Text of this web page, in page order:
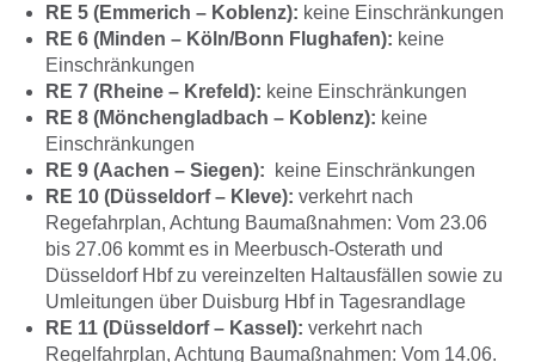
RE 5 (Emmerich – Koblenz): keine Einschränkungen
RE 6 (Minden – Köln/Bonn Flughafen): keine
Einschränkungen
RE 7 (Rheine – Krefeld): keine Einschränkungen
RE 8 (Mönchengladbach – Koblenz): keine
Einschränkungen
RE 9 (Aachen – Siegen): keine Einschränkungen
RE 10 (Düsseldorf – Kleve): verkehrt nach
Regefahrplan, Achtung Baumaßnahmen: Vom 23.06
bis 27.06 kommt es in Meerbusch-Osterath und
Düsseldorf Hbf zu vereinzelten Haltausfällen sowie zu
Umleitungen über Duisburg Hbf in Tagesrandlage
RE 11 (Düsseldorf – Kassel): verkehrt nach
Regelfahrplan, Achtung Baumaßnahmen: Vom 14.06.